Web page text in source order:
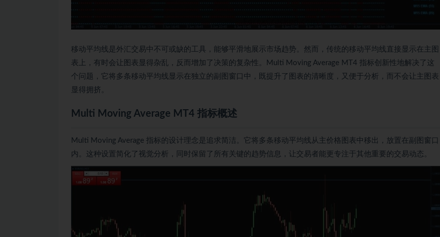
移动平均线是外汇交易中不可或缺的工具，能够平滑地展示市场趋势。然而，传统的移动平均线直接显示在主图
表上，有时会让图表显得杂乱，反而增加了决策的复杂性。Multi Moving Average MT4 指标创新性地解决了这
个问题，它将多条移动平均线显示在独立的副图窗口中，既提升了图表的清晰度，又便于分析，而不会让主图表
显得拥挤。
Multi Moving Average MT4 指标概述
Multi Moving Average 指标的设计理念是追求简洁。它将多条移动平均线从主价格图表中移出，放置在副图窗口
内。这种设置简化了视觉分析，同时保留了所有关键的趋势信息，让交易者能更专注于其他重要的交易动态。